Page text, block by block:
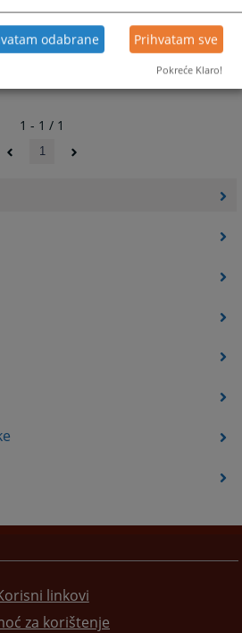
1 - 1 / 1
1
linkovi
za korištenje
odabrane Prihvatam sve
Pokreće Klaro!